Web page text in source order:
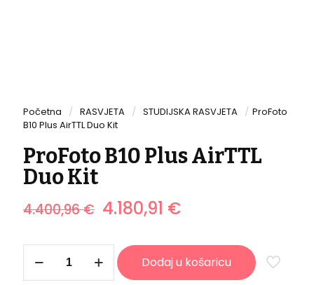
Početna / RASVJETA / STUDIJSKA RASVJETA / ProFoto
B10 Plus AirTTL Duo Kit
ProFoto B10 Plus AirTTL
Duo Kit
4.400,96€ Izvorna
cijena
je:
4.400,96 €.
4.180,91 €Trenutna
4.180,91 €.
B10
Plus
Dodaj u košaricu